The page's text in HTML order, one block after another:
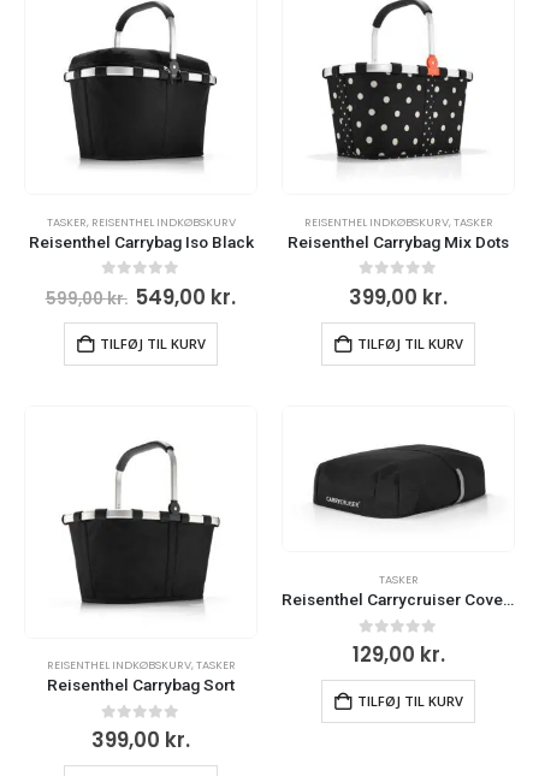
TASKER, REISENTHEL INDKØBSKURV
Reisenthel Carrybag Iso Black
ud af 5
599,00kr. 549,00 kr.
TILFØJ TIL KURV
REISENTHEL INDKØBSKURV,TASKER
Reisenthel Carrybag Mix Dots
0ud af 5
399,00 kr.
TILFØJ TIL KURV
REISENTHEL INDKØBSKURV,TASKER
Reisenthel Carrybag Sort
0ud af 5
399,00 kr.
TASKER
Reisenthel Carrycruiser Cover Black
0ud af 5
129,00 kr.
TILFØJ TIL KURV